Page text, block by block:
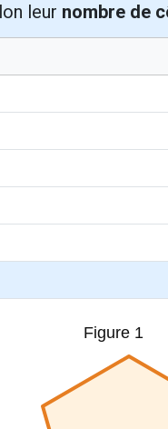
leur nombre de